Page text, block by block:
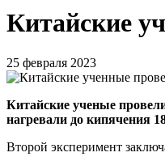
Китайские
25 февраля 2023
Китайские ученые
нагревали до кипячения
Второй эксперимент